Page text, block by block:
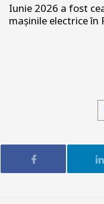
Iunie 2026 a fost
mașinile electrice în